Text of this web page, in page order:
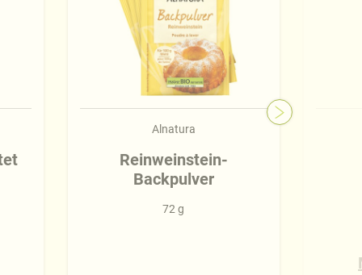
Alnatura
Reinweinstein-
Backpulver
72 g